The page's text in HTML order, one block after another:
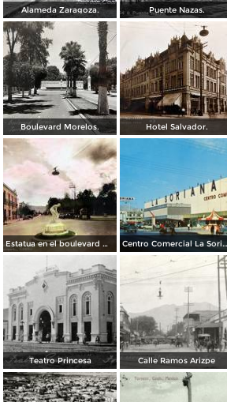
Alameda Zaragoza. Puente Nazas.
Boulevard Morelos. Hotel Salvador.
Estatua en el boulevard Morelos. ( Circulada el 19 de Noviembre de 1936 ). Centro Comercial La Soriana, el primero de esta cadena bajo la modalidad de plaza comercial (circa 1968)
Teatro Princesa Calle Ramos Arizpe